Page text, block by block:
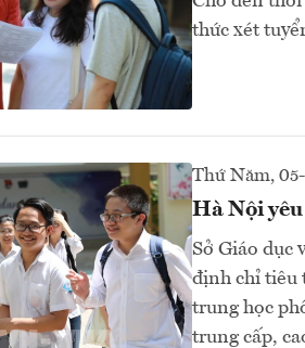
thức xét
Thứ Năm,
Hà Nội
Sở Giáo dục
định chỉ tiêu
trung học
trung cấp,